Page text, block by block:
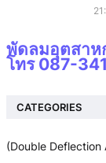
พัดลมอุตสาห
โทร 087-
CATEGORIES
(Double Deflection